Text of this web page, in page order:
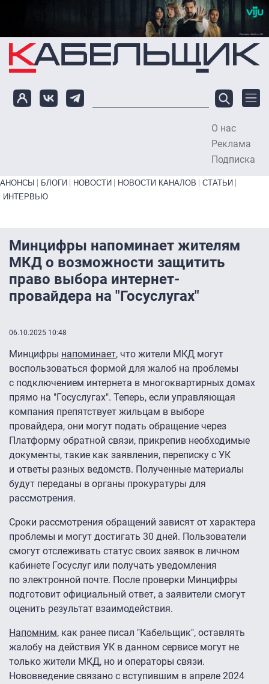
Перейти к основному содержанию
О нас
Реклама
Подписка
Primary links bottom
АНОНСЫ БЛОГИ НОВОСТИ НОВОСТИ КАНАЛОВ
СТАТЬИ
ИНТЕРВЬЮ
Минцифры напоминает жителям
МКД о возможности защитить
право выбора интернет-
провайдера на "Госуслугах"
06.10.2025 10:48
Минцифры напоминает, что жители МКД могут
воспользоваться формой для жалоб на проблемы
с подключением интернета в многоквартирных домах
прямо на "Госуслугах". Теперь, если управляющая
компания препятствует жильцам в выборе
провайдера, они могут подать обращение через
Платформу обратной связи, прикрепив необходимые
документы, такие как заявления, переписку с УК
и ответы разных ведомств. Полученные материалы
будут переданы в органы прокуратуры для
рассмотрения.
Сроки рассмотрения обращений зависят от характера
проблемы и могут достигать 30 дней. Пользователи
смогут отслеживать статус своих заявок в личном
кабинете Госуслуг или получать уведомления
по электронной почте. После проверки Минцифры
подготовит официальный ответ, а заявители смогут
оценить результат взаимодействия.
Напомним, как ранее писал "Кабельщик", оставлять
жалобу на действия УК в данном сервисе могут не
только жители МКД, но и операторы связи.
Нововведение связано с вступившим в апреле 2024